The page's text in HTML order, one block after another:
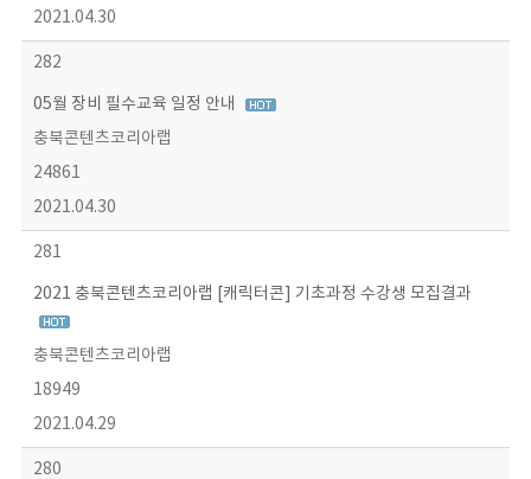
2021.04.30
282
05월 장비 필수교육 일정 안내
충북콘텐츠코리아랩
24861
2021.04.30
281
2021 충북콘텐츠코리아랩 [캐릭터콘] 기초과정 수강생 모집결과
충북콘텐츠코리아랩
18949
2021.04.29
280